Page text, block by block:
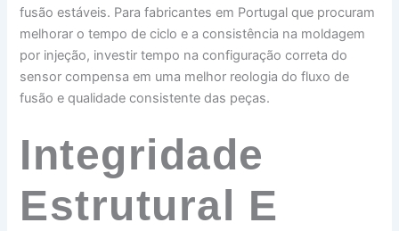
fusão estáveis. Para fabricantes em Portugal que procuram
melhorar o tempo de ciclo e a consistência na moldagem
por injeção, investir tempo na configuração correta do
sensor compensa em uma melhor reologia do fluxo de
fusão e qualidade consistente das peças.
Integridade
Estrutural E